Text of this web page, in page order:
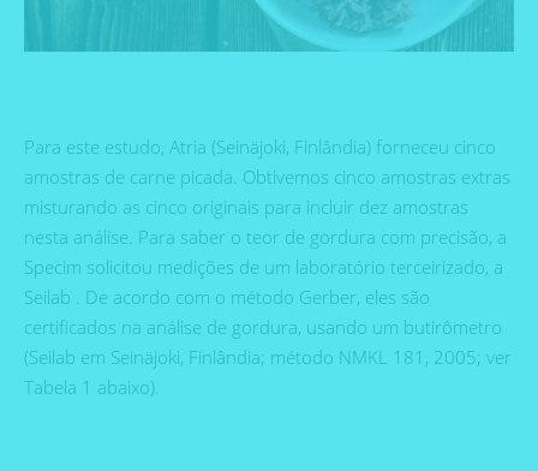
Para este estudo, Atria (Seinäjoki, Finlândia) forneceu cinco
amostras de carne picada. Obtivemos cinco amostras extras
misturando as cinco originais para incluir dez amostras
nesta análise. Para saber o teor de gordura com precisão, a
Specim solicitou medições de um laboratório terceirizado, a
Seilab . De acordo com o método Gerber, eles são
certificados na análise de gordura, usando um butirômetro
(Seilab em Seinäjoki, Finlândia; método NMKL 181, 2005; ver
Tabela 1 abaixo).